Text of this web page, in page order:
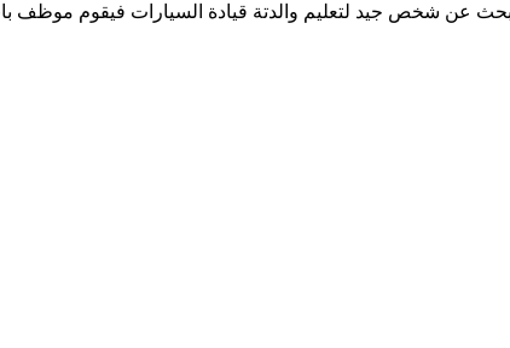
عن شخص جيد لتعليم والدتة قيادة السيارات فيقوم موظف